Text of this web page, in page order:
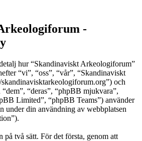
-
hur “Skandinaviskt Arkeologiforum”
“vi”, “oss”, “vår”, “Skandinaviskt
och
“deras”, “phpBB mjukvara”,
Limited”, “phpBB Teams”) använder
under din användning av webbplatsen
två sätt. För det första, genom att